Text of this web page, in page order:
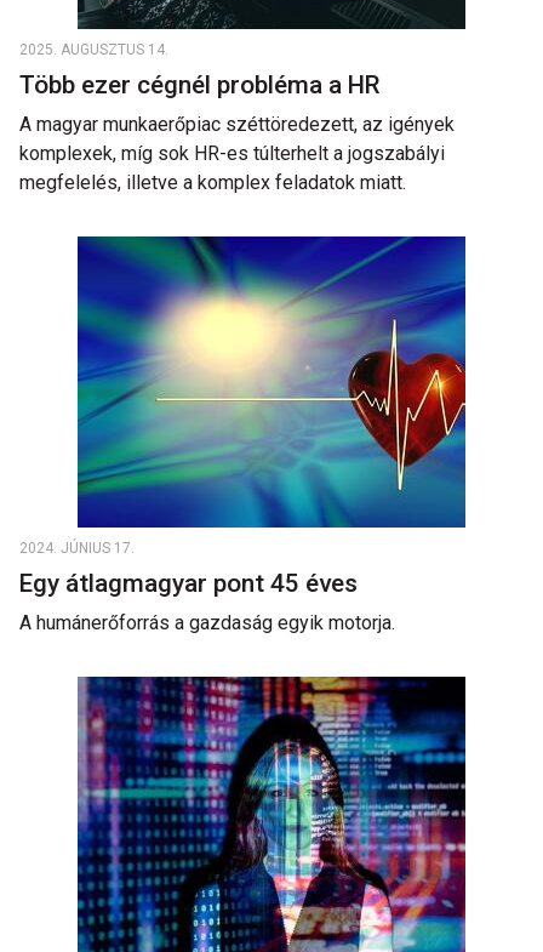
2025. AUGUSZTUS 14.
Több ezer cégnél probléma a HR
A magyar munkaerőpiac széttöredezett, az igények
komplexek, míg sok HR-es túlterhelt a jogszabályi
megfelelés, illetve a komplex feladatok miatt.
2024. JÚNIUS 17.
Egy átlagmagyar pont 45 éves
A humánerőforrás a gazdaság egyik motorja.